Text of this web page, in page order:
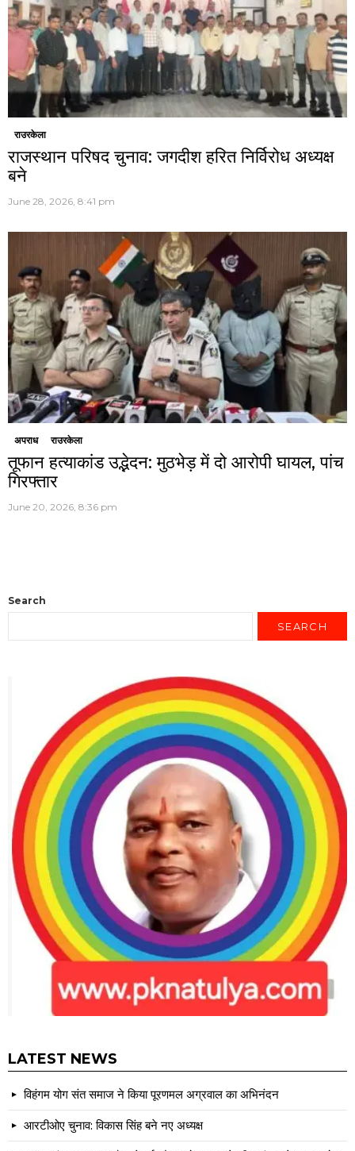
राउरकेला
राजस्थान परिषद चुनाव: जगदीश हरित निर्विरोध अध्यक्ष
बने
June 28, 2026, 8:41 pm
अपराध राउरकेला
तूफान हत्याकांड उद्भेदन: मुठभेड़ में दो आरोपी घायल, पांच
गिरफ्तार
June 20, 2026, 8:36 pm
Search
SEARCH
LATEST NEWS
विहंगम योग संत समाज ने किया पूरणमल अग्रवाल का अभिनंदन
आरटीओए चुनाव: विकास सिंह बने नए अध्यक्ष